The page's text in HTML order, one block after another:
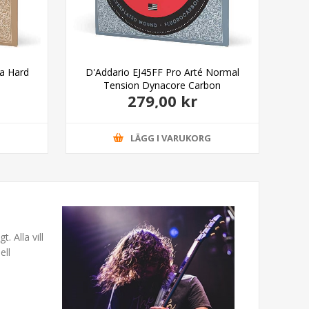
Hard
D'Addario EJ45FF Pro Arté Normal
Tension Dynacore Carbon
279,00 kr
LÄGG I VARUKORG
Alla vill